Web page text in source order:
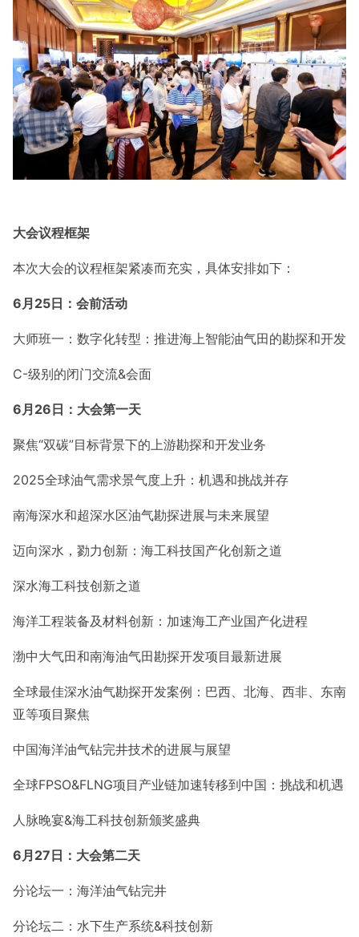
大会议程框架
本次大会的议程框架紧凑而充实，具体安排如下：
6月25日：会前活动
大师班一：数字化转型：推进海上智能油气田的勘探和开发
C-级别的闭门交流&会面
6月26日：大会第一天
聚焦“双碳”目标背景下的上游勘探和开发业务
2025全球油气需求景气度上升：机遇和挑战并存
南海深水和超深水区油气勘探进展与未来展望
迈向深水，勠力创新：海工科技国产化创新之道
深水海工科技创新之道
海洋工程装备及材料创新：加速海工产业国产化进程
渤中大气田和南海油气田勘探开发项目最新进展
全球最佳深水油气勘探开发案例：巴西、北海、西非、东南
亚等项目聚焦
中国海洋油气钻完井技术的进展与展望
全球FPSO&FLNG项目产业链加速转移到中国：挑战和机遇
人脉晚宴&海工科技创新颁奖盛典
6月27日：大会第二天
分论坛一：海洋油气钻完井
分论坛二：水下生产系统&科技创新